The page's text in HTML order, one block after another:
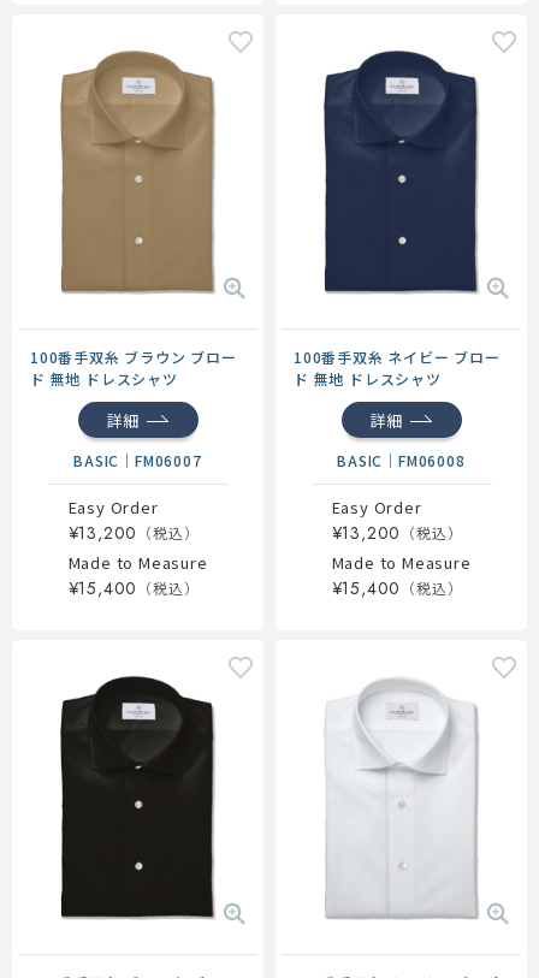
100番手双糸 ブラウン ブロー
ド 無地 ドレスシャツ
詳細
BASIC ｜FM06007
Easy Order
¥13,200
Made to Measure
¥15,400
100番手双糸 ネイビー ブロー
ド 無地 ドレスシャツ
詳細
BASIC ｜FM06008
Easy Order
¥13,200
Made to Measure
¥15,400